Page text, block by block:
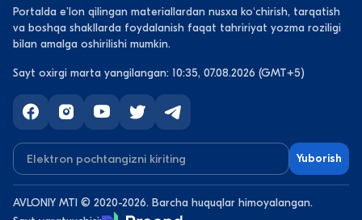
Portalda eʼlon qilingan materiallardan nusxa koʻchirish, tarqatish
va boshqa shakllarda foydalanish faqat tahririyat yozma roziligi
bilan amalga oshirilishi mumkin.
Sayt oxirgi marta yangilangan: 10:35, 07.08.2026 (GMT+5)
Yuborish
AVLONIY MTI © 2020-2026. Barcha huquqlar himoyalangan.